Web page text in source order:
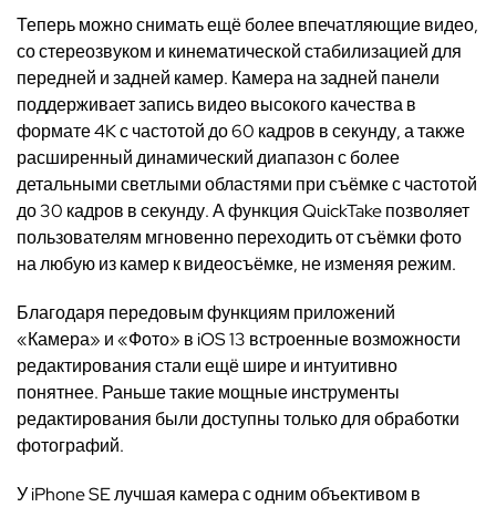
Теперь можно снимать ещё более впечатляющие видео,
со стереозвуком и кинематической стабилизацией для
передней и задней камер. Камера на задней панели
поддерживает запись видео высокого качества в
формате 4K с частотой до 60 кадров в секунду, а также
расширенный динамический диапазон с более
детальными светлыми областями при съёмке с частотой
до 30 кадров в секунду. А функция QuickTake позволяет
пользователям мгновенно переходить от съёмки фото
на любую из камер к видеосъёмке, не изменяя режим.
Благодаря передовым функциям приложений
«Камера» и «Фото» в iOS 13 встроенные возможности
редактирования стали ещё шире и интуитивно
понятнее. Раньше такие мощные инструменты
редактирования были доступны только для обработки
фотографий.
У iPhone SE лучшая камера с одним объективом в